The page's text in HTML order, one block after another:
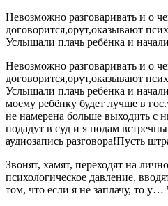
Невозможно разговаривать и о
договорится,орут,оказывают
Услышали плачь ребёнка и
Невозможно разговаривать и о
договорится,орут,оказывают
Услышали плачь ребёнка и
моему ребёнку будет лучше в
не намерена больше выходить с
подадут в суд и я подам
аудиозапись разговора!Пусть
Звонят, хамят, переходят на
психологическое давление,
том, что если я не заплачу, то у…